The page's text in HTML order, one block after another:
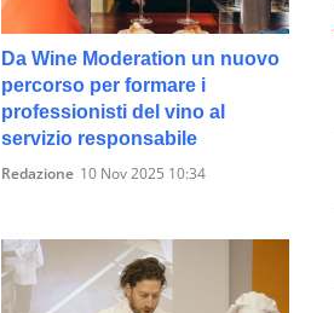
Da Wine Moderation un nuovo
percorso per formare i
professionisti del vino al
servizio responsabile
Redazione 10 Nov 2025 10:34